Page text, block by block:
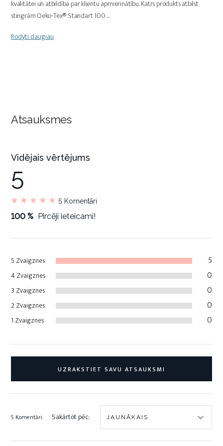
kvalitātei un atbildība par klientu apmierinātību. Katrs produkts atbilst
stingrām Oeko-Tex® Standart 100...
Rodyti daugiau
Atsauksmes
5 Zvaigznes 5
4 Zvaigznes 0
3 Zvaigznes 0
2 Zvaigznes 0
1 Zvaigznes 0
Vidējais vērtējums
5
5 Komentāri
100 % Pircēji ieteicami!
UZRAKSTIET SAVU ATSAUKSMI
5 Komentāri Sakārtot pēc: